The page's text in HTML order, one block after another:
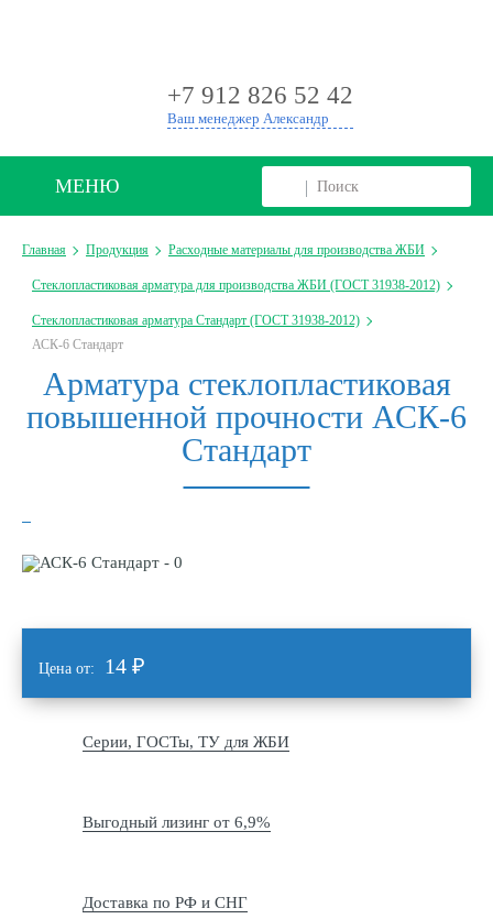
+7 912 826 52 42
Ваш менеджер Александр
МЕНЮ
Главная Продукция Расходные материалы для производства ЖБИ
Стеклопластиковая арматура для производства ЖБИ (ГОСТ 31938-2012)
Стеклопластиковая арматура Стандарт (ГОСТ 31938-2012)
АСК-6 Стандарт
Арматура стеклопластиковая
повышенной прочности АСК-6
Стандарт
Цена от: 14 ₽
Серии, ГОСТы, ТУ для ЖБИ
Выгодный лизинг от 6,9%
Доставка по РФ и СНГ